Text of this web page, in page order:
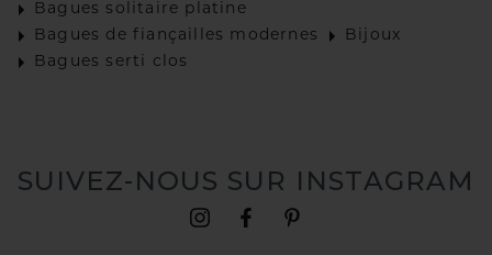
Bagues solitaire platine
Bagues de fiançailles modernes
Bijoux
Bagues serti clos
SUIVEZ-NOUS SUR INSTAGRAM